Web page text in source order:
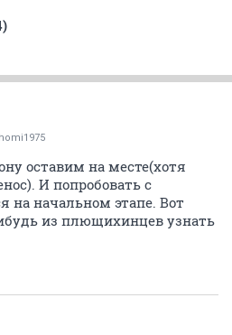
оставим на месте(хотя
И попробовать с
на начальном этапе. Вот
из плющихинцев узнать